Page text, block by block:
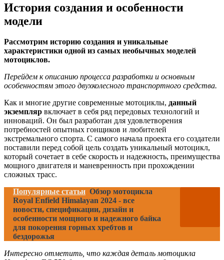
История создания и особенности
модели
Рассмотрим историю создания и уникальные
характеристики одной из самых необычных моделей
мотоциклов.
Перейдем к описанию процесса разработки и основным
особенностям этого двухколесного транспортного средства.
Как и многие другие современные мотоциклы, данный
экземпляр включает в себя ряд передовых технологий и
инноваций. Он был разработан для удовлетворения
потребностей опытных гонщиков и любителей
экстремального спорта. С самого начала проекта его создатели
поставили перед собой цель создать уникальный мотоцикл,
который сочетает в себе скорость и надежность, преимущества
мощного двигателя и маневренность при прохождении
сложных трасс.
Популярные статьи Обзор мотоцикла
Royal Enfield Himalayan 2024 - все
новости, спецификации, дизайн и
особенности мощного и надежного байка
для покорения горных хребтов и
бездорожья
Интересно отметить, что каждая деталь мотоцикла